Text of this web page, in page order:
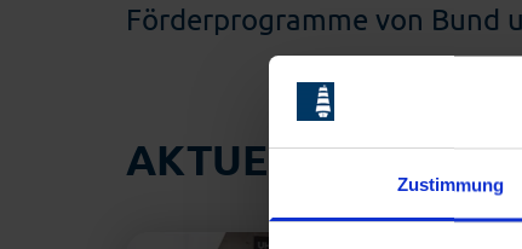
Zustimmung
Förderprogramme von Bund
AKTUELLES AUS